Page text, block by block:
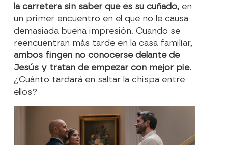
la carretera sin saber que es su cuñado, en
un primer encuentro en el que no le causa
demasiada buena impresión. Cuando se
reencuentran más tarde en la casa familiar,
ambos fingen no conocerse delante de
Jesús y tratan de empezar con mejor pie.
¿Cuánto tardará en saltar la chispa entre
ellos?